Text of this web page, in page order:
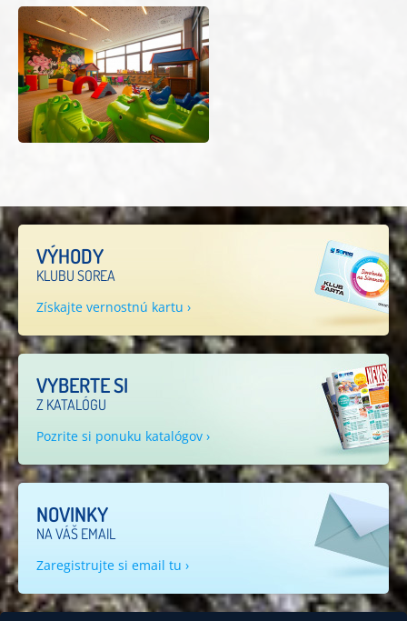
VÝHODY
KLUBU SOREA
Získajte vernostnú kartu ›
VYBERTE SI
Z KATALÓGU
Pozrite si ponuku katalógov ›
NOVINKY
NA VÁŠ EMAIL
Zaregistrujte si email tu ›